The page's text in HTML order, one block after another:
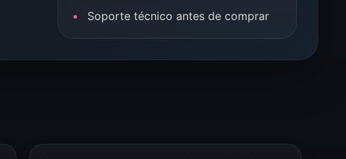
Soporte técnico antes de comprar